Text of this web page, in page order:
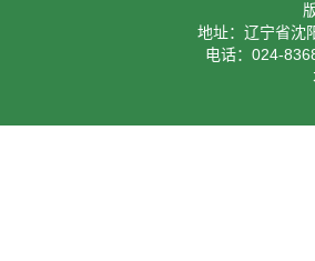
地址：辽宁省沈
电话：024-